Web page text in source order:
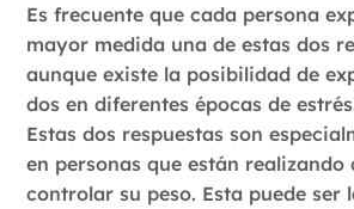
Es frecuente que cada persona
mayor medida una de estas dos
aunque existe la posibilidad de
dos en diferentes épocas de
Estas dos respuestas son
en personas que están realizando
controlar su peso. Esta puede ser